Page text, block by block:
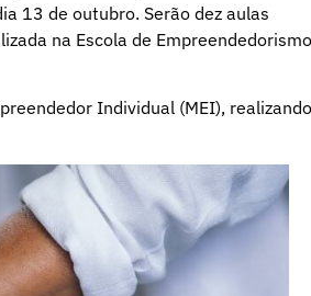
13 de outubro. Serão dez aulas
na Escola de
Individual (MEI), realizando